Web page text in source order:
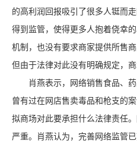
的高利润回报吸引了很多人铤而
得到监管，使得更多人抱着侥幸
机制，也没有要求商家提供所售
但由于法律对此没有明确规定，
肖燕表示，网络销售食品、药
曾有过在网店售卖毒品和枪支的
拟商场对此要承担什么法律责任
严重。肖燕认为，完善网络监管已